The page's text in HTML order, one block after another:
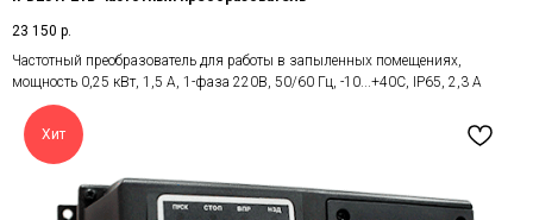
23 150 р.
Частотный преобразователь для работы в запыленных помещениях,
мощность 0,25 кВт, 1,5 А, 1-фаза 220В, 50/60 Гц, -10...+40С, IP65, 2,3 А
Хит